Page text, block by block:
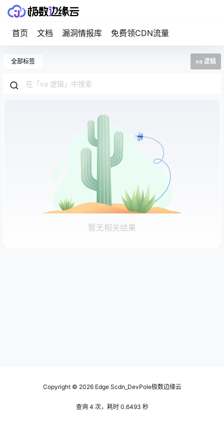
首页 文档 漏洞情报库 免费领CDN流量
全部标签 va 逻辑
暂无相关结果
Copyright © 2026Edge Scdn_DevPole极数边缘云
查询 4 次，耗时 0.6493 秒